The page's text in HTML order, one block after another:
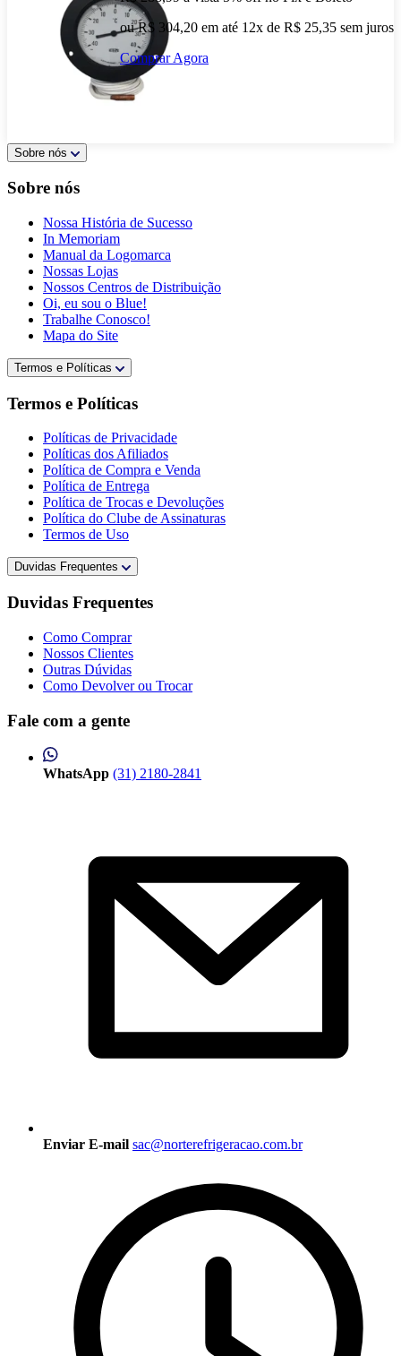
ou R$ 304,20 em até 12x de R$ 25,35 sem juros
Comprar Agora
Sobre nós
Sobre nós
Nossa História de Sucesso
In Memoriam
Manual da Logomarca
Nossas Lojas
Nossos Centros de Distribuição
Oi, eu sou o Blue!
Trabalhe Conosco!
Mapa do Site
Termos e Políticas
Termos e Políticas
Políticas de Privacidade
Políticas dos Afiliados
Política de Compra e Venda
Política de Entrega
Política de Trocas e Devoluções
Política do Clube de Assinaturas
Termos de Uso
Duvidas Frequentes
Duvidas Frequentes
Como Comprar
Nossos Clientes
Outras Dúvidas
Como Devolver ou Trocar
Fale com a gente
WhatsApp (31) 2180-2841
Enviar E-mail sac@norterefrigeracao.com.br